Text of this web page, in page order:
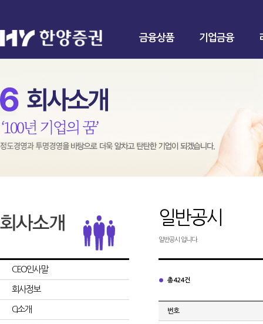
금융상품 기업금융
CEO인사말
회사정보
CI소개
일반공시
일반공시 입니다.
총 424건
번호